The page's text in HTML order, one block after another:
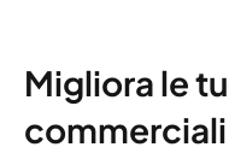
Migliora le